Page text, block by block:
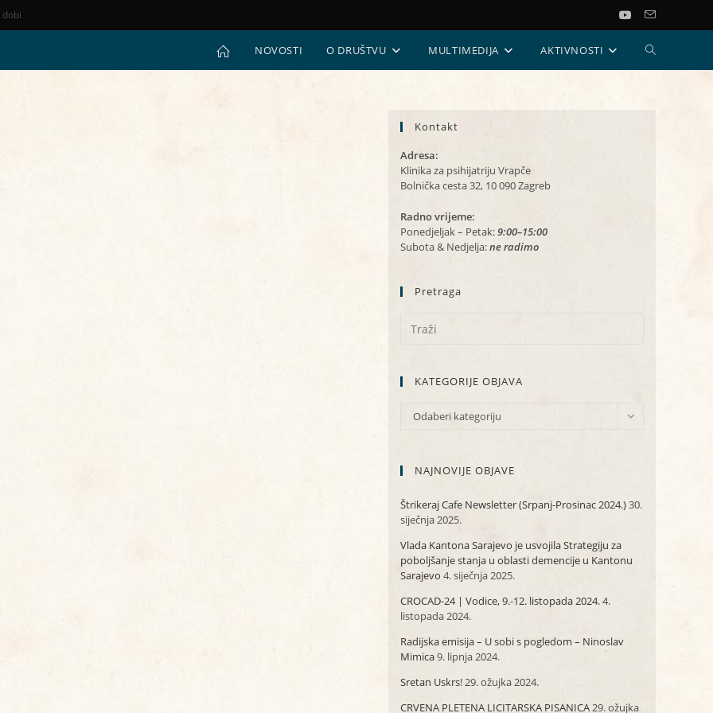
NOVOSTI O DRUŠTVU MULTIMEDIJA AKTIVNOSTI UKLJUČI/
Kontakt
Adresa:
Klinika za psihijatriju Vrapče
Bolnička cesta 32, 10 090 Zagreb
Radno vrijeme:
Ponedjeljak – Petak:9:00–15:00
Subota & Nedjelja:ne radimo
Pretraga
KATEGORIJE OBJAVA
KATEGORIJE
Odaberi kategoriju
NAJNOVIJE OBJAVE
Štrikeraj Cafe Newsletter (Srpanj-Prosinac 2024.)30.
siječnja 2025.
Vlada Kantona Sarajevo je usvojila Strategiju za
poboljšanje stanja u oblasti demencije u Kantonu
Sarajevo 4. siječnja 2025.
CROCAD-24 | Vodice, 9.-12. listopada 2024.4.
listopada 2024.
Radijska emisija – U sobi s pogledom – Ninoslav
Mimica9. lipnja 2024.
Sretan Uskrs!29. ožujka 2024.
CRVENA PLETENA LICITARSKA PISANICA29. ožujka